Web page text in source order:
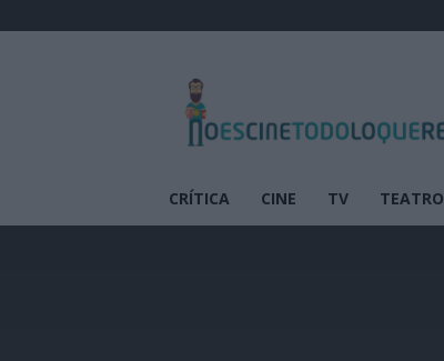
cine
todo
que
CRÍTICA CINE TV TEATRO